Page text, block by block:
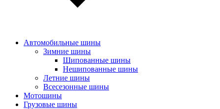
Автомобильные шины
Зимние шины
Шипованные шины
Нешипованные шины
Летние шины
Всесезонные шины
Мотошины
Грузовые шины